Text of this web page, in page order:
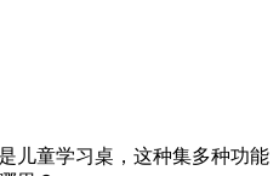
儿童学习桌，这种集多种功能